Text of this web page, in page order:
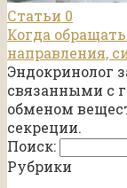
Статьи 0
Когда
направления,
Эндокринолог
связанными с
обменом
секреции.
Поиск:
Рубрики